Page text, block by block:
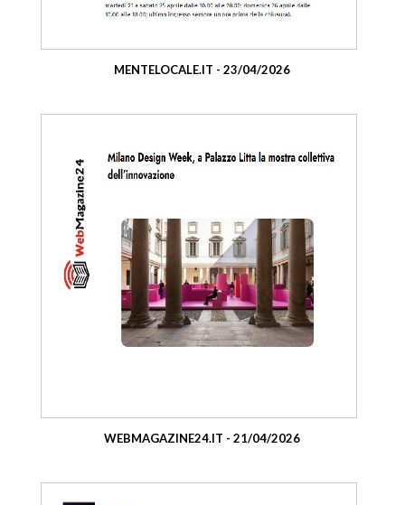
MENTELOCALE.IT - 23/04/2026
WEBMAGAZINE24.IT - 21/04/2026